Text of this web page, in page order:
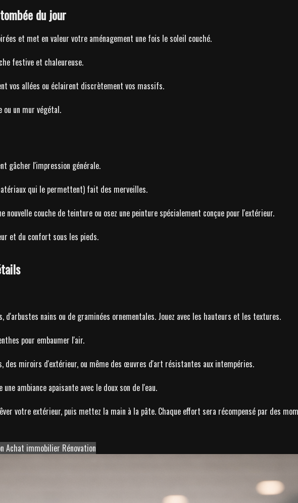
du jour
et met en valeur votre aménagement une fois le soleil couché.
festive et chaleureuse.
vos allées ou éclairent discrètement vos massifs.
un mur végétal.
gâcher l'impression générale.
qui le permettent) fait des merveilles.
nouvelle couche de teinture ou osez une peinture spécialement conçue pour l'extérieur.
et du confort sous les pieds.
nains ou de graminées ornementales. Jouez avec les hauteurs et les textures.
pour embaumer l'air.
miroirs d'extérieur, ou même des œuvres d'art résistantes aux intempéries.
ambiance apaisante avec le doux son de l'eau.
votre extérieur, puis mettez la main à la pâte. Chaque effort sera récompensé par des
Achat immobilier Rénovation